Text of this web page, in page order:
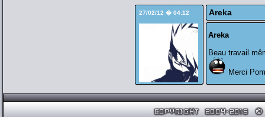
27/02/12 � 04:12 Areka
Areka
Beau travail
Merci